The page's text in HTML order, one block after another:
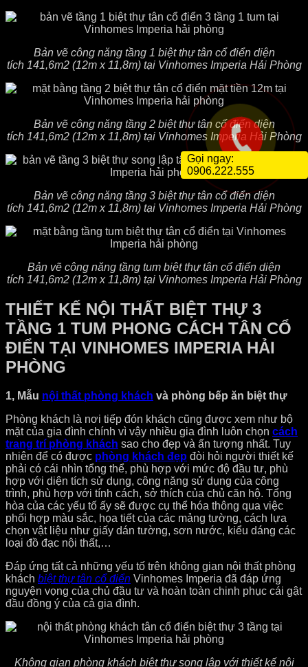
Bản vẽ công năng tầng 1 biệt thự tân cổ điển diện
tích 141,6m2 (12m x 11,8m) tại Vinhomes Imperia Hải Phòng
Bản vẽ công năng tầng 2 biệt thự tân cổ điển diện
tích 141,6m2 (12m x 11,8m) tại Vinhomes Imperia Hải Phòng
Bản vẽ công năng tầng 3 biệt thự tân cổ điển diện
tích 141,6m2 (12m x 11,8m) tại Vinhomes Imperia Hải Phòng
Bản vẽ công năng tầng tum biệt thự tân cổ điển diện
tích 141,6m2 (12m x 11,8m) tại Vinhomes Imperia Hải Phòng
THIẾT KẾ NỘI THẤT BIỆT THỰ 3
TẦNG 1 TUM PHONG CÁCH TÂN CỔ
ĐIỂN TẠI VINHOMES IMPERIA HẢI
PHÒNG
1, Mẫu nội thất phòng khách và phòng bếp ăn biệt thự
Phòng khách là nơi tiếp đón khách cũng được xem như bộ
mặt của gia đình chính vì vậy nhiều gia đình luôn chọn cách
trang trí phòng khách sao cho đẹp và ấn tượng nhất. Tuy
nhiên để có được phòng khách đẹp đòi hỏi người thiết kế
phải có cái nhìn tổng thể, phù hợp với mức độ đầu tư, phù
hợp với diện tích sử dụng, công năng sử dụng của công
trình, phù hợp với tính cách, sở thích của chủ căn hộ. Tổng
hòa của các yếu tố ấy sẽ được cụ thể hóa thông qua việc
phối hợp màu sắc, họa tiết của các mảng tường, cách lựa
chọn vật liệu như giấy dán tường, sơn nước, kiểu dáng các
loại đồ đạc nội thất,…
Đáp ứng tất cả những yếu tố trên không gian nội thất phòng
khách biệt thự tân cổ điển Vinhomes Imperia đã đáp ứng
nguyện vọng của chủ đầu tư và hoàn toàn chinh phục cái gật
đầu đồng ý của cả gia đình.
Không gian phòng khách biệt thự song lập với thiết kế nội
Gọi ngay:
0906.222.555